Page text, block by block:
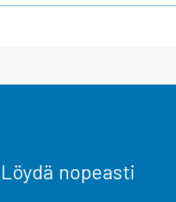
Löydä nopeasti